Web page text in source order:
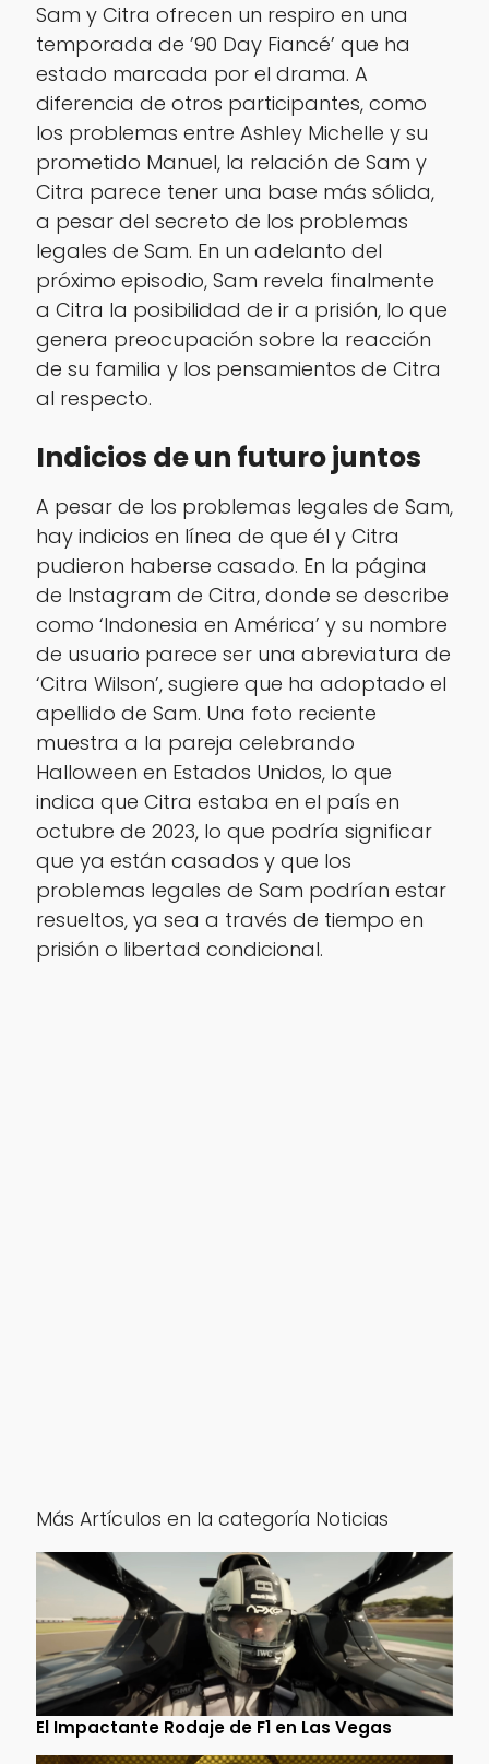
Sam y Citra ofrecen un respiro en una
temporada de ’90 Day Fiancé’ que ha
estado marcada por el drama. A
diferencia de otros participantes, como
los problemas entre Ashley Michelle y su
prometido Manuel, la relación de Sam y
Citra parece tener una base más sólida,
a pesar del secreto de los problemas
legales de Sam. En un adelanto del
próximo episodio, Sam revela finalmente
a Citra la posibilidad de ir a prisión, lo que
genera preocupación sobre la reacción
de su familia y los pensamientos de Citra
al respecto.
Indicios de un futuro juntos
A pesar de los problemas legales de Sam,
hay indicios en línea de que él y Citra
pudieron haberse casado. En la página
de Instagram de Citra, donde se describe
como ‘Indonesia en América’ y su nombre
de usuario parece ser una abreviatura de
‘Citra Wilson’, sugiere que ha adoptado el
apellido de Sam. Una foto reciente
muestra a la pareja celebrando
Halloween en Estados Unidos, lo que
indica que Citra estaba en el país en
octubre de 2023, lo que podría significar
que ya están casados y que los
problemas legales de Sam podrían estar
resueltos, ya sea a través de tiempo en
prisión o libertad condicional.
Más Artículos en la categoría Noticias
El Impactante Rodaje de F1 en Las Vegas